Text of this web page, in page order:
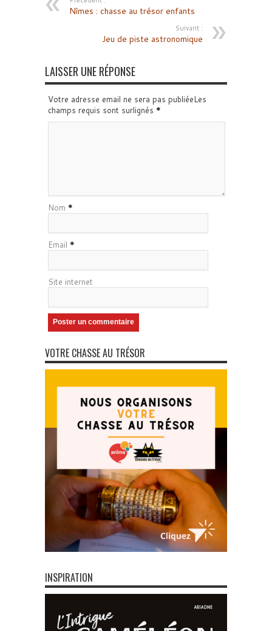
Nîmes : chasse au trésor enfants
Suivant :
Jeu de piste astronomique
LAISSER UNE RÉPONSE
Votre adresse email ne sera pas publiéeLes
champs requis sont surlignés *
Nom *
Email *
Site internet
VOTRE CHASSE AU TRÉSOR
INSPIRATION